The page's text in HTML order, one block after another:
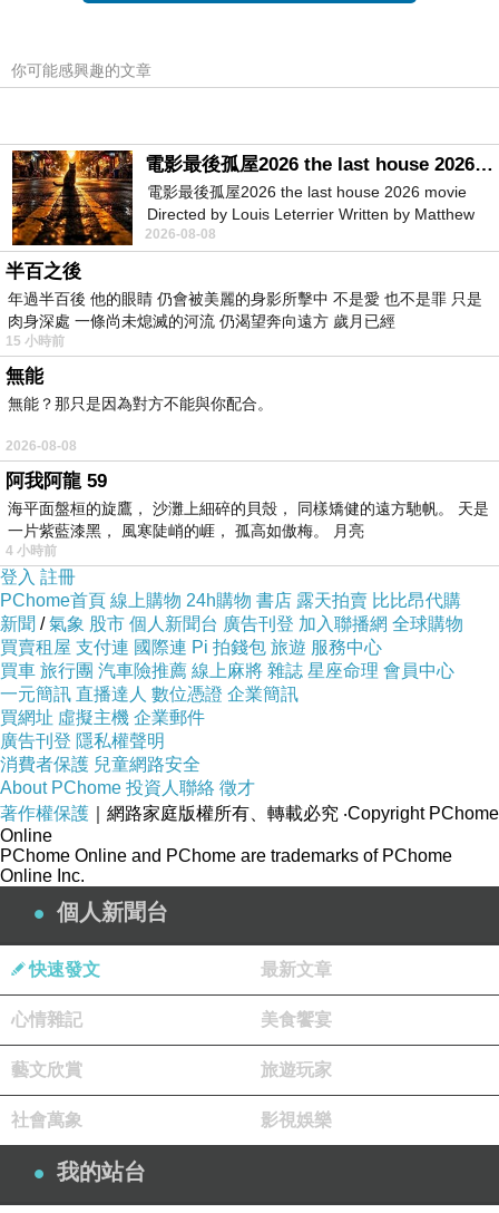
腳架:我的右手
鏡頭:GoPro7+10+RX100M6
軟體:威力導演
上一篇：
你可能感興趣的文章
電影最後孤屋2026 the last house 2026 movie
電影最後孤屋2026 the last house 2026 movie
Directed by Louis Leterrier Written by Matthew
Robinson Starring Greta Lee Wa
2026-08-08
半百之後
年過半百後 他的眼睛 仍會被美麗的身影所擊中 不是愛 也不是罪 只是
肉身深處 一條尚未熄滅的河流 仍渴望奔向遠方 歲月已經
15 小時前
無能
無能？那只是因為對方不能與你配合。
2026-08-08
阿我阿龍 59
海平面盤桓的旋鷹， 沙灘上細碎的貝殼， 同樣矯健的遠方馳帆。 天是
一片紫藍漆黑， 風寒陡峭的崕， 孤高如傲梅。 月亮
4 小時前
登入 註冊
PChome首頁 線上購物 24h購物 書店 露天拍賣 比比昂代購
新聞 /氣象 股市 個人新聞台 廣告刊登 加入聯播網 全球購物
買賣租屋 支付連 國際連 Pi 拍錢包 旅遊 服務中心
買車 旅行團 汽車險推薦 線上麻將 雜誌 星座命理 會員中心
一元簡訊 直播達人 數位憑證 企業簡訊
買網址 虛擬主機 企業郵件
廣告刊登 隱私權聲明
消費者保護 兒童網路安全
About PChome 投資人聯絡 徵才
著作權保護 ｜網路家庭版權所有、轉載必究 ‧Copyright PChome
Online
PChome Online and PChome are trademarks of PChome
Online Inc.
個人新聞台
快速發文 最新文章
心情雜記 美食饗宴
藝文欣賞 旅遊玩家
社會萬象 影視娛樂
我的站台